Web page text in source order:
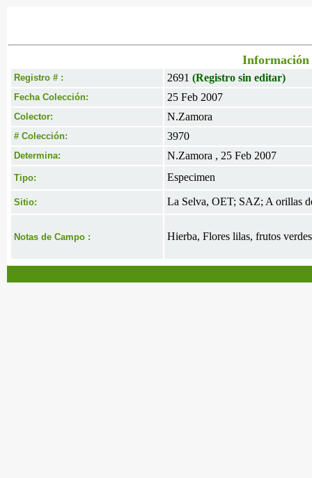
Información
Registro # : 2691 (Registro sin editar)
Fecha Colección: 25 Feb 2007
Colector: N.Zamora
# Colección: 3970
Determina: N.Zamora , 25 Feb 2007
Tipo: Especimen
Sitio: La Selva, OET; SAZ; A orillas
Notas de Campo : Hierba, Flores lilas, frutos